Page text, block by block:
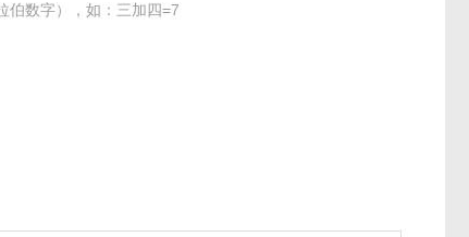
伯数字），如：三加四=7